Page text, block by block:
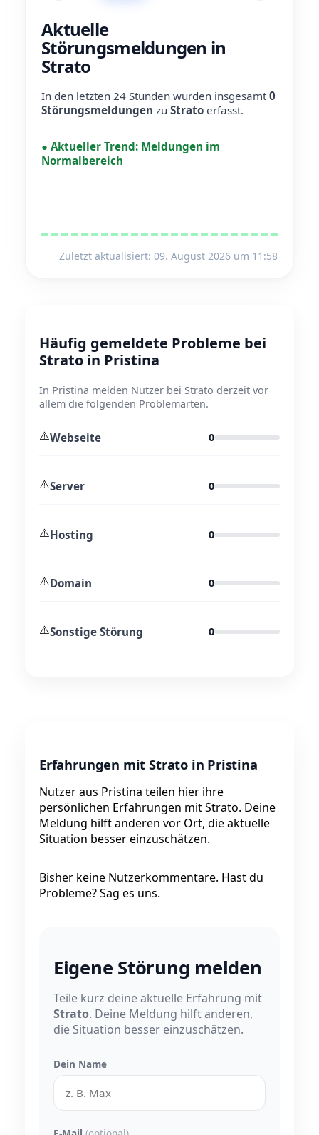
Aktuelle
Störungsmeldungen in
Strato
In den letzten 24 Stunden wurden insgesamt0
Störungsmeldungen zu Strato erfasst.
● Aktueller Trend: Meldungen im
Normalbereich
Zuletzt aktualisiert: 09. August 2026 um 11:58
Häufig gemeldete Probleme bei
Strato in Pristina
In Pristina melden Nutzer bei Strato derzeit vor
allem die folgenden Problemarten.
⚠️Webseite 0
⚠️Server 0
⚠️Hosting 0
⚠️Domain 0
⚠️Sonstige Störung 0
Erfahrungen mit Strato in Pristina
Nutzer aus Pristina teilen hier ihre
persönlichen Erfahrungen mit Strato. Deine
Meldung hilft anderen vor Ort, die aktuelle
Situation besser einzuschätzen.
Bisher keine Nutzerkommentare. Hast du
Probleme? Sag es uns.
Eigene Störung melden
Teile kurz deine aktuelle Erfahrung mit
Strato. Deine Meldung hilft anderen,
die Situation besser einzuschätzen.
Dein Name